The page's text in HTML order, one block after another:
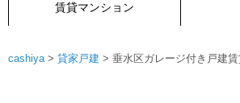
賃貸マンション
cashiya> 貸家戸建 > 垂水区ガレージ付き戸建